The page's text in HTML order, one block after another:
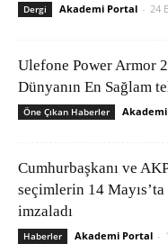
Dergi Akademi Portal - 24
Ulefone Power Armor
Dünyanın En Sağlam
Öne Çıkan Haberler
Cumhurbaşkanı ve
seçimlerin 14
imzaladı
Haberler Akademi Portal -